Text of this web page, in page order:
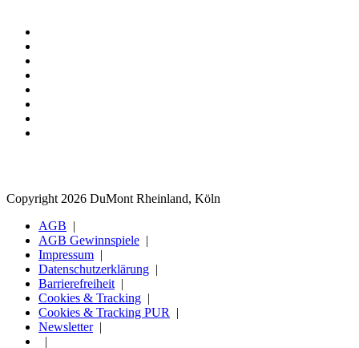
Copyright 2026 DuMont Rheinland, Köln
AGB
AGB Gewinnspiele
Impressum
Datenschutzerklärung
Barrierefreiheit
Cookies & Tracking
Cookies & Tracking PUR
Newsletter